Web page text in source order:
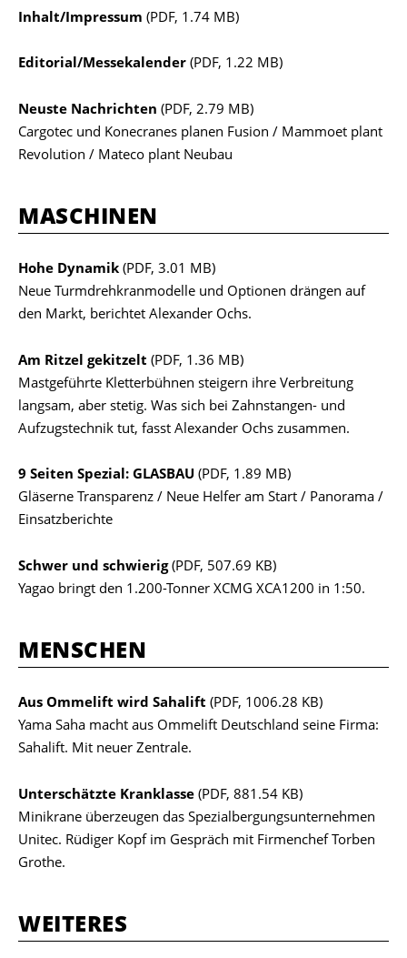
Inhalt/Impressum (PDF, 1.74 MB)
Editorial/Messekalender (PDF, 1.22 MB)
Neuste Nachrichten (PDF, 2.79 MB)
Cargotec und Konecranes planen Fusion / Mammoet plant
Revolution / Mateco plant Neubau
MASCHINEN
Hohe Dynamik (PDF, 3.01 MB)
Neue Turmdrehkranmodelle und Optionen drängen auf
den Markt, berichtet Alexander Ochs.
Am Ritzel gekitzelt (PDF, 1.36 MB)
Mastgeführte Kletterbühnen steigern ihre Verbreitung
langsam, aber stetig. Was sich bei Zahnstangen- und
Aufzugstechnik tut, fasst Alexander Ochs zusammen.
9 Seiten Spezial: GLASBAU (PDF, 1.89 MB)
Gläserne Transparenz / Neue Helfer am Start / Panorama /
Einsatzberichte
Schwer und schwierig(PDF, 507.69 KB)
Yagao bringt den 1.200-Tonner XCMG XCA1200 in 1:50.
MENSCHEN
Aus Ommelift wird Sahalift (PDF, 1006.28 KB)
Yama Saha macht aus Ommelift Deutschland seine Firma:
Sahalift. Mit neuer Zentrale.
Unterschätzte Kranklasse (PDF, 881.54 KB)
Minikrane überzeugen das Spezialbergungsunternehmen
Unitec. Rüdiger Kopf im Gespräch mit Firmenchef Torben
Grothe.
WEITERES